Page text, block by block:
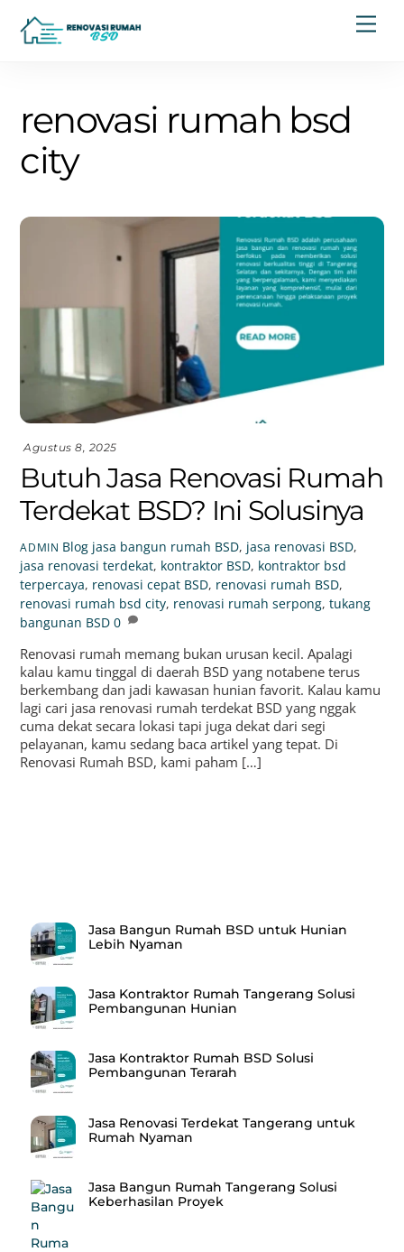
content
renovasi rumah bsd
city
Agustus 8, 2025
Butuh Jasa Renovasi Rumah
Terdekat BSD? Ini Solusinya
ADMIN Blog jasa bangun rumah BSD, jasa renovasi BSD,
jasa renovasi terdekat, kontraktor BSD, kontraktor bsd
terpercaya, renovasi cepat BSD, renovasi rumah BSD,
renovasi rumah bsd city, renovasi rumah serpong,tukang
bangunan BSD 0
Renovasi rumah memang bukan urusan kecil. Apalagi
kalau kamu tinggal di daerah BSD yang notabene terus
berkembang dan jadi kawasan hunian favorit. Kalau kamu
lagi cari jasa renovasi rumah terdekat BSD yang nggak
cuma dekat secara lokasi tapi juga dekat dari segi
pelayanan, kamu sedang baca artikel yang tepat. Di
Renovasi Rumah BSD, kami paham […]
Jasa Bangun Rumah BSD untuk Hunian
Lebih Nyaman
Jasa Kontraktor Rumah Tangerang Solusi
Pembangunan Hunian
Jasa Kontraktor Rumah BSD Solusi
Pembangunan Terarah
Jasa Renovasi Terdekat Tangerang untuk
Rumah Nyaman
Jasa Bangun Rumah Tangerang Solusi
Keberhasilan Proyek